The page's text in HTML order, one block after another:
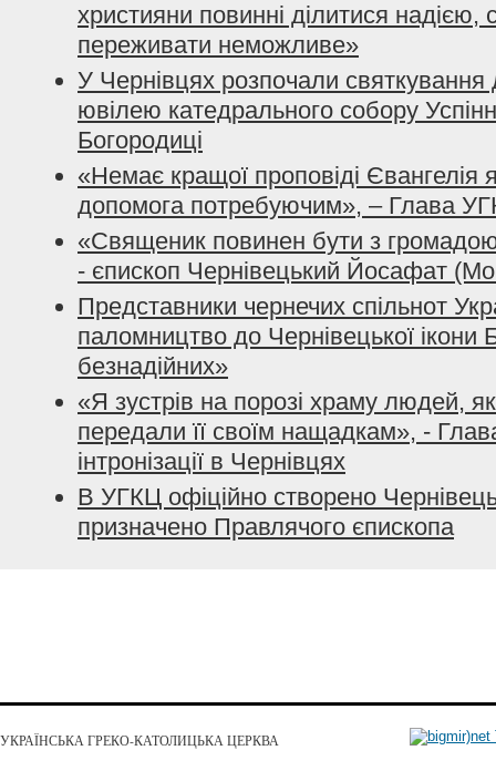
християни повинні ділитися надією,
переживати неможливе»
У Чернівцях розпочали святкування
ювілею катедрального собору
Богородиці
«Немає кращої проповіді Євангелія
допомога потребуючим», – Глава
«Священик повинен бути з
- єпископ Чернівецький Йосафат
Представники чернечих спільнот
паломництво до Чернівецької ікони
безнадійних»
«Я зустрів на порозі храму людей,
передали її своїм нащадкам», -
інтронізації в Чернівцях
В УГКЦ офіційно створено
призначено Правлячого єпископа
УКРАЇНСЬКА ГРЕКО-КАТОЛИЦЬКА ЦЕРКВА